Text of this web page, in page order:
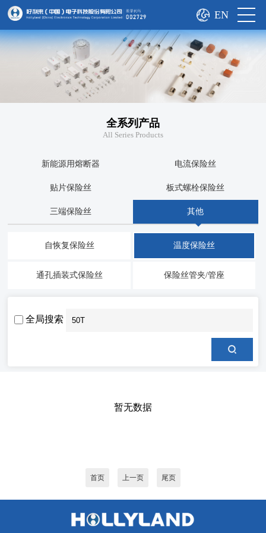
EN
全系列产品
All Series Products
新能源用熔断器 电流保险丝
贴片保险丝 板式螺栓保险丝
三端保险丝 其他
自恢复保险丝 温度保险丝
通孔插装式保险丝 保险丝管夹/管座
全局搜索
暂无数据
首页 上一页 尾页